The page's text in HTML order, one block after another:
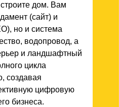
дом. Вам
(сайт) и
но и система
водопровод, а
и ландшафтный
цикла
создавая
цифровую
бизнеса.